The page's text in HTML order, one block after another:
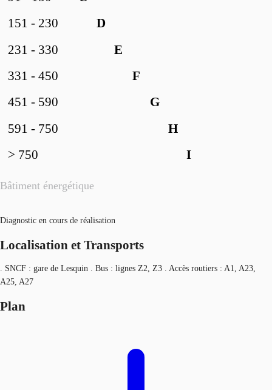
Bâtiment énergétique
D
151 - 230
E
231 - 330
F
331 - 450
G
451 - 590
H
591 - 750
I
> 750
Diagnostic en cours de réalisation
Localisation et Transports
. SNCF : gare de Lesquin . Bus : lignes Z2, Z3 . Accès routiers : A1, A23,
A25, A27
Plan